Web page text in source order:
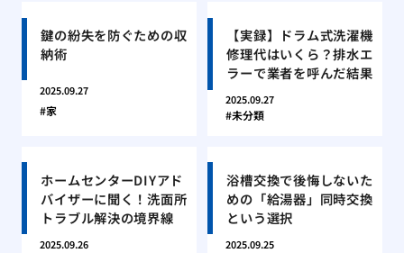
鍵の紛失を防ぐための収
納術
2025.09.27
家
【実録】ドラム式洗濯機
修理代はいくら？排水エ
ラーで業者を呼んだ結果
2025.09.27
未分類
ホームセンターDIYアド
バイザーに聞く！洗面所
トラブル解決の境界線
2025.09.26
浴槽交換で後悔しないた
めの「給湯器」同時交換
という選択
2025.09.25